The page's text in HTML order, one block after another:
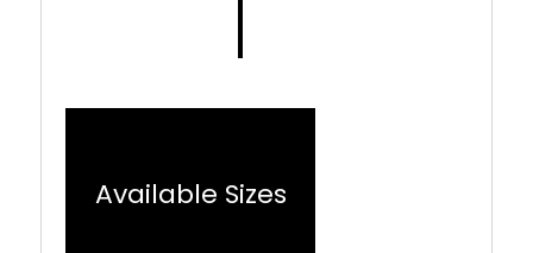
Available Sizes